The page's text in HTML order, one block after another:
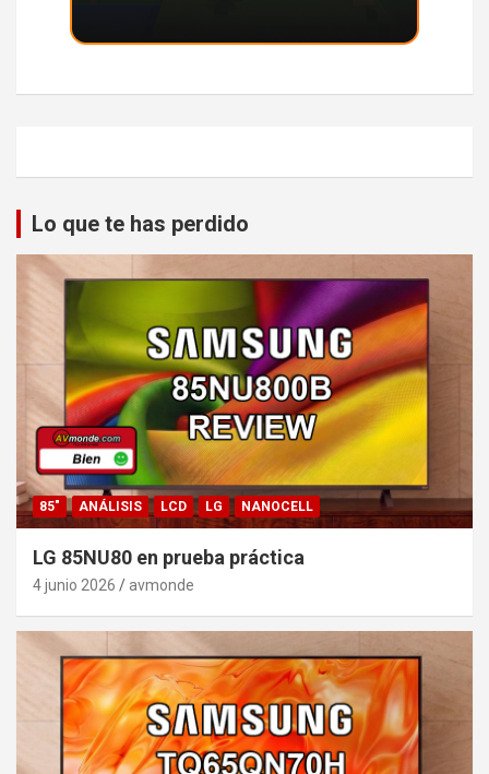
Lo que te has perdido
85" ANÁLISIS LCD LG NANOCELL
LG 85NU80 en prueba práctica
4 junio 2026 avmonde